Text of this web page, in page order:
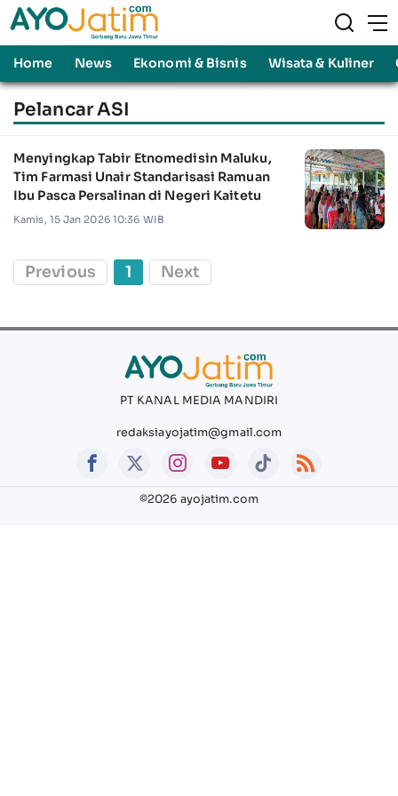
Home News Ekonomi & Bisnis Wisata & Kuliner
Pelancar ASI
Menyingkap Tabir Etnomedisin Maluku,
Tim Farmasi Unair Standarisasi Ramuan
Ibu Pasca Persalinan di Negeri Kaitetu
Kamis, 15 Jan 2026 10:36 WIB
Previous 1 Next
PT KANAL MEDIA MANDIRI
redaksiayojatim@gmail.com
©2026 ayojatim.com